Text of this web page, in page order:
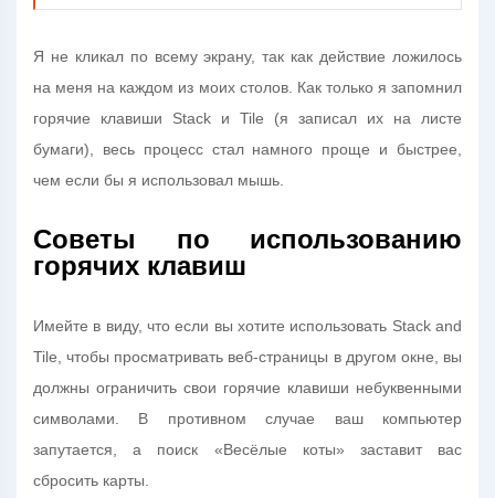
Я не кликал по всему экрану, так как действие ложилось
на меня на каждом из моих столов. Как только я запомнил
горячие клавиши Stack и Tile (я записал их на листе
бумаги), весь процесс стал намного проще и быстрее,
чем если бы я использовал мышь.
Советы по использованию
горячих клавиш
Имейте в виду, что если вы хотите использовать Stack and
Tile, чтобы просматривать веб-страницы в другом окне, вы
должны ограничить свои горячие клавиши небуквенными
символами. В противном случае ваш компьютер
запутается, а поиск «Весёлые коты» заставит вас
сбросить карты.